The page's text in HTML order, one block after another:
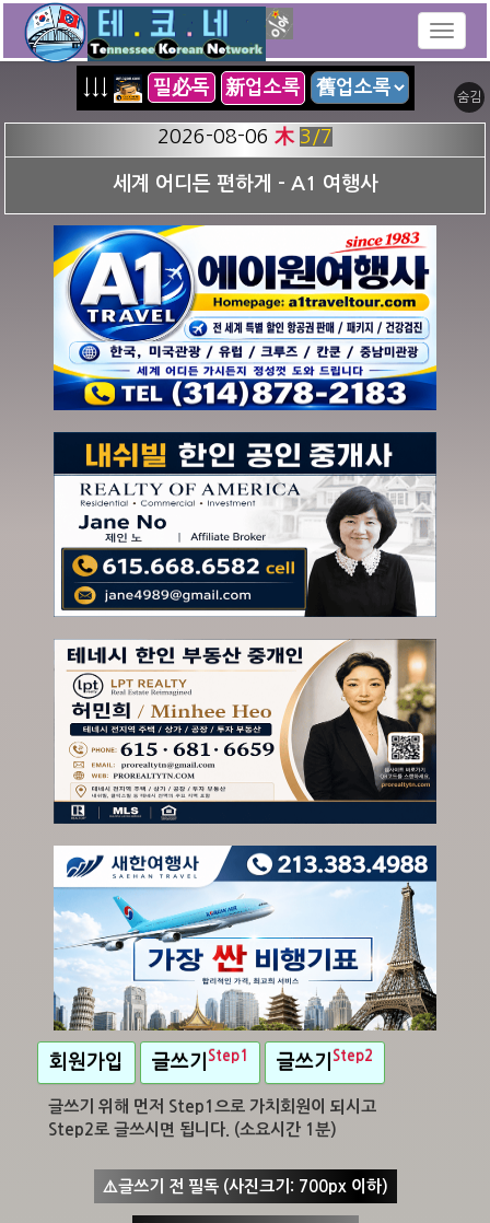
숨김
필必독 新업소록
2026-08-06 木 3 /7
세계 어디든 편하게 - A1 여행사
회원가입 글쓰기 Step1 글쓰기 Step2
글쓰기 위해 먼저 Step1으로 가치회원이 되시고
Step2로 글쓰시면 됩니다. (소요시간 1분)
⚠️글쓰기 전 필독 (사진크기: 700px 이하)